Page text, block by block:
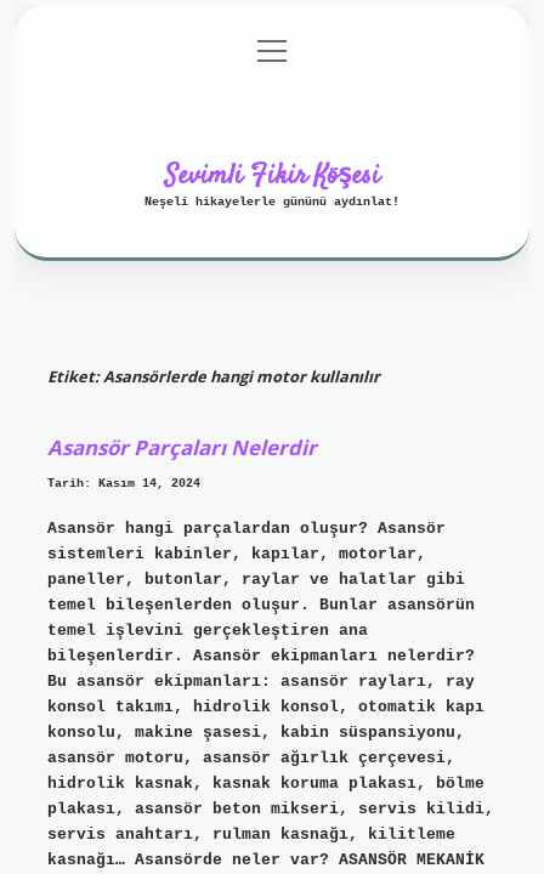
Gizlilik Politikası
menüyü
aç
Sevimli Fikir Köşesi
Neşeli hikayelerle gününü aydınlat!
Etiket:Asansörlerde hangi motor kullanılır
Asansör Parçaları Nelerdir
Tarih: Kasım 14, 2024
Asansör hangi parçalardan oluşur? Asansör
sistemleri kabinler, kapılar, motorlar,
paneller, butonlar, raylar ve halatlar gibi
temel bileşenlerden oluşur. Bunlar asansörün
temel işlevini gerçekleştiren ana
bileşenlerdir. Asansör ekipmanları nelerdir?
Bu asansör ekipmanları: asansör rayları, ray
konsol takımı, hidrolik konsol, otomatik kapı
konsolu, makine şasesi, kabin süspansiyonu,
asansör motoru, asansör ağırlık çerçevesi,
hidrolik kasnak, kasnak koruma plakası, bölme
plakası, asansör beton mikseri, servis kilidi,
servis anahtarı, rulman kasnağı, kilitleme
kasnağı… Asansörde neler var? ASANSÖR MEKANİK